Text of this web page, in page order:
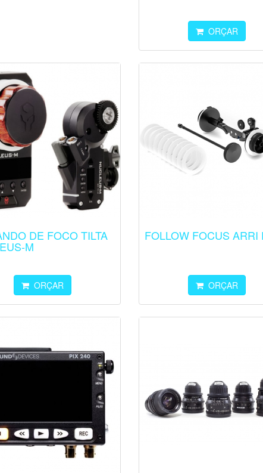
ORÇAR
DE FOCO TILTA
M
ORÇAR
FOLLOW FOCUS ARRI
ORÇAR